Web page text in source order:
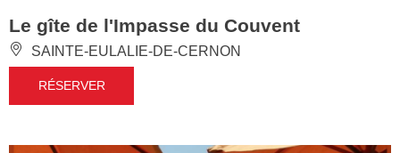
Le gîte de l'Impasse du Couvent
SAINTE-EULALIE-DE-CERNON
RÉSERVER